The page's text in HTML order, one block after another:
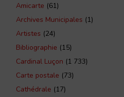
Amicarte (61)
Archives Municipales (1)
Artistes (24)
Bibliographie (15)
Cardinal Luçon (1 733)
Carte postale (73)
Cathédrale (17)